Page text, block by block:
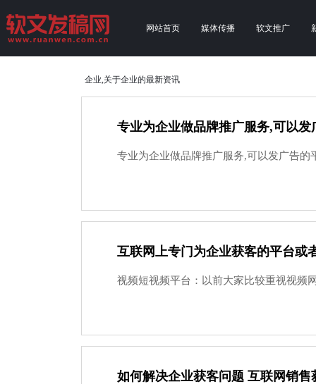
网站首页 媒体传播 软文推广
企业,关于企业的最新资讯
专业为企业做品牌推广服务,可以
专业为企业做品牌推广服务,可以发广告的
互联网上专门为企业获客的平台或
视频短视频平台：以前大家比较重视视频
如何解决企业获客问题 互联网销售